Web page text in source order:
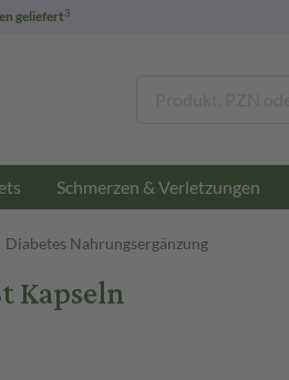
geliefert3
Schmerzen & Verletzungen
Diabetes Nahrungsergänzung
Kapseln